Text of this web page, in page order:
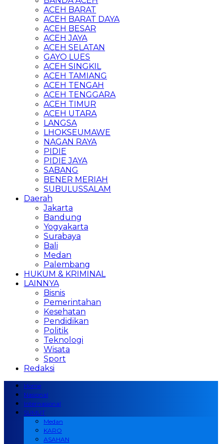
ACEH BARAT
ACEH BARAT DAYA
ACEH BESAR
ACEH JAYA
ACEH SELATAN
GAYO LUES
ACEH SINGKIL
ACEH TAMIANG
ACEH TENGAH
ACEH TENGGARA
ACEH TIMUR
ACEH UTARA
LANGSA
LHOKSEUMAWE
NAGAN RAYA
PIDIE
PIDIE JAYA
SABANG
BENER MERIAH
SUBULUSSALAM
Daerah
Jakarta
Bandung
Yogyakarta
Surabaya
Bali
Medan
Palembang
HUKUM & KRIMINAL
LAINNYA
Bisnis
Pemerintahan
Kesehatan
Pendidikan
Politik
Teknologi
Wisata
Sport
Redaksi
Home
Nasional
Internasional
SUMUT
Medan
KARO
ASAHAN